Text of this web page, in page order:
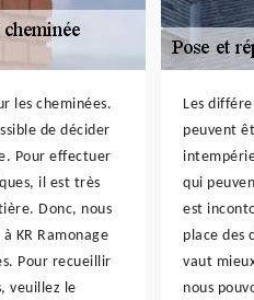
les cheminées.
de décider
Pour effectuer
il est très
Donc, nous
KR Ramonage
Pour recueillir
veuillez le
Les
peuvent
qui
est
place des
vaut
nous